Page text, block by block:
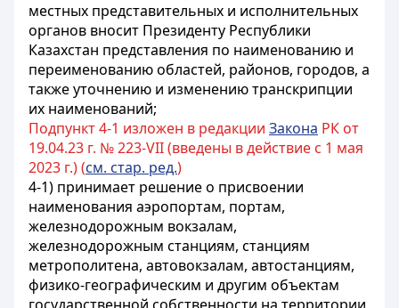
местных представительных и исполнительных
органов вносит Президенту Республики
Казахстан представления по наименованию и
переименованию областей, районов, городов, а
также уточнению и изменению транскрипции
их наименований;
Подпункт 4-1 изложен в редакции Закона РК от
19.04.23 г. № 223-VII (введены в действие с 1 мая
2023 г.) (см. стар. ред.)
4-1) принимает решение о присвоении
наименования аэропортам, портам,
железнодорожным вокзалам,
железнодорожным станциям, станциям
метрополитена, автовокзалам, автостанциям,
физико-географическим и другим объектам